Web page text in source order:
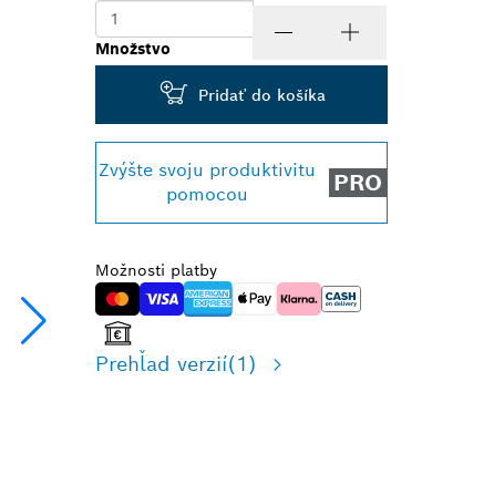
Množstvo
Pridať do košíka
Zvýšte svoju produktivitu
pomocou
PRO
Možnosti platby
Prehľad verzií(1)